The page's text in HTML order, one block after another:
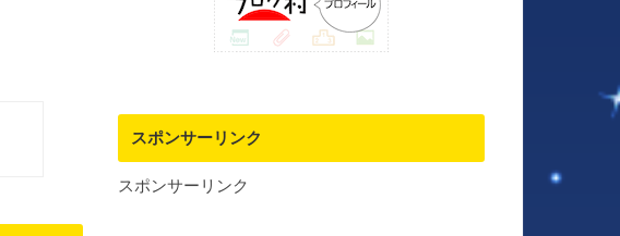
スポンサーリンク
スポンサーリンク